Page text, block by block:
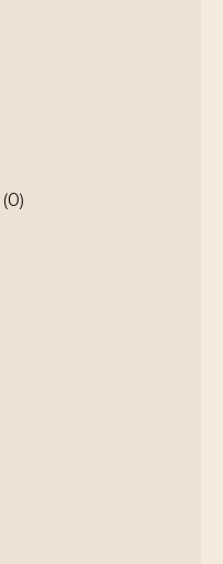
(0)